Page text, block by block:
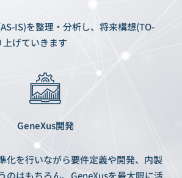
IS)を整理・分析し、将来構想(TO-
げていきます
GeneXus開発
化を行いながら要件定義や開発、内製
のはもちろん、GeneXusを最大限に活